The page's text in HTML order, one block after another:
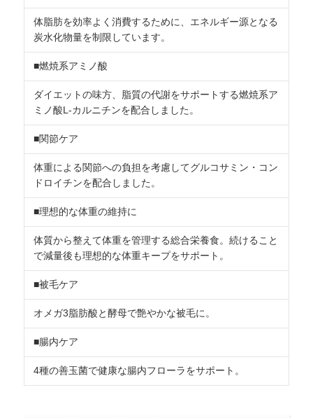
体脂肪を効率よく消費するために、エネルギー源となる
炭水化物量を制限しています。
■燃焼系アミノ酸
ダイエットの味方、脂質の代謝をサポートする燃焼系ア
ミノ酸L-カルニチンを配合しました。
■関節ケア
体重による関節への負担を考慮してグルコサミン・コン
ドロイチンを配合しました。
■理想的な体重の維持に
体質から整えて体重を管理する総合栄養食。続けること
で減量後も理想的な体重キープをサポート。
■被毛ケア
オメガ3脂肪酸と酵母で艶やかな被毛に。
■腸内ケア
4種の善玉菌で健康な腸内フローラをサポート。